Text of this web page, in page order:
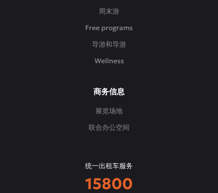
周末游
Free programs
导游和导游
Wellness
商务信息
展览场地
联合办公空间
统一出租车服务
15800